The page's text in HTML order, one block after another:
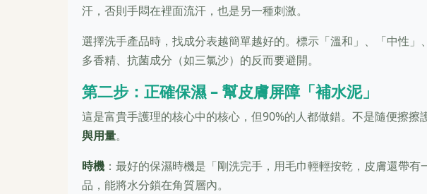
汗，否則手悶在裡面流汗，也是另一種刺激。
選擇洗手產品時，找成分表越簡單越好的。標示「溫和」、「中性
多香精、抗菌成分（如三氯沙）的反而要避開。
第二步：正確保濕 – 幫皮膚屏障「補水泥」
這是富貴手護理的核心中的核心，但90%的人都做錯。不是隨便擦擦
與用量。
時機 ：最好的保濕時機是「剛洗完手，用毛巾輕輕按乾，皮膚還帶
品，能將水分鎖在角質層內。